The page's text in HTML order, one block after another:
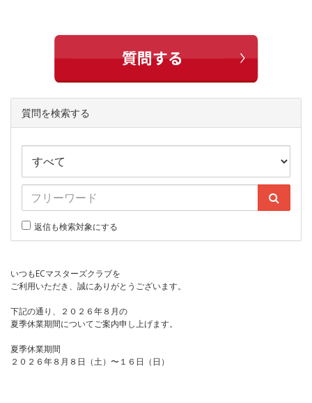
質問を検索する
返信も検索対象にする
いつもECマスターズクラブを
ご利用いただき、誠にありがとうございます。
下記の通り、２０２６年８月の
夏季休業期間についてご案内申し上げます。
夏季休業期間
２０２６年８月８日（土）〜１６日（日）